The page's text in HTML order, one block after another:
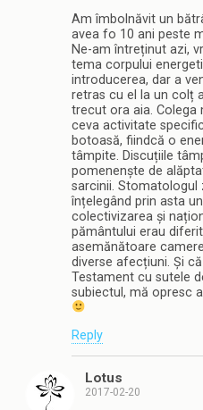
Am îmbolnăvit un
avea fo 10 ani peste
Ne-am întreținut azi,
tema corpului
introducerea, dar a
retras cu el la un colț
trecut ora aia.
ceva activitate
botoasă, fiindcă o
tâmpite. Discuțiile
pomenenște de
sarcinii. Stomatologul
înțelegând prin asta
colectivizarea și
pământului erau
asemănătoare
diverse afecțiuni. Și că
Testament cu sutele
subiectul, mă opresc
Reply
Lotus
2017-02-20